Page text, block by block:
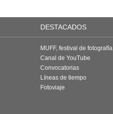
DESTACADOS
MUFF, festival de fotografía
Canal de YouTube
Convocatorias
Líneas de tiempo
Fotoviaje